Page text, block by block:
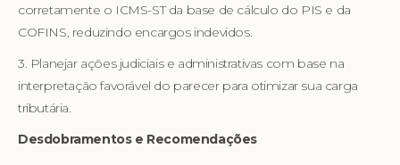
corretamente o ICMS-ST da base de cálculo do PIS e da
COFINS, reduzindo encargos indevidos.
3. Planejar ações judiciais e administrativas com base na
interpretação favorável do parecer para otimizar sua carga
tributária.
Desdobramentos e Recomendações